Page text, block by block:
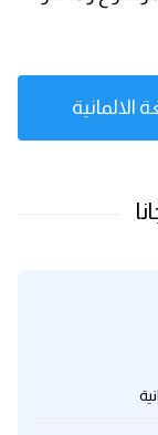
الالمانية